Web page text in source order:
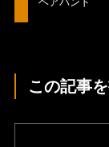
この記事